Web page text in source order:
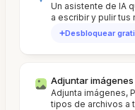
Un asistente de IA
a escribir y pulir tus
Desbloquear
Adjuntar
Adjunta imágenes,
tipos de archivos a